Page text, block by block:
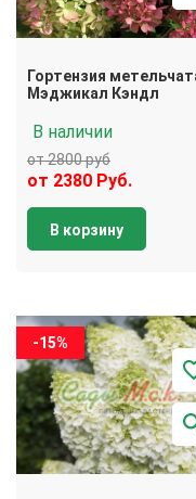
Гортензия
Мэджикал Кэндл
В наличии
от 2800 руб
от 2380 Руб.
В корзину
-15%